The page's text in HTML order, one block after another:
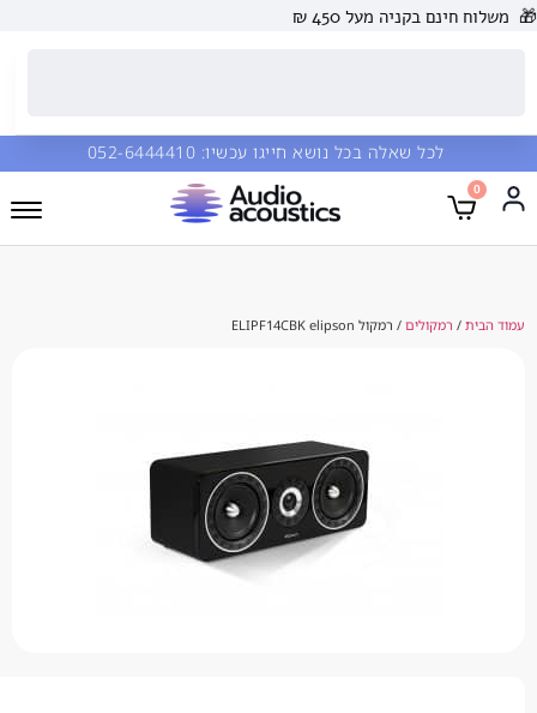
בקניה מעל 450 ₪
שאלה בכל נושא חייגו עכשיו: 052-6444410
/ רמקול ELIPF14CBK elipson